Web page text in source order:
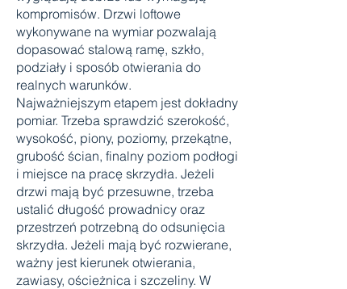
kompromisów. Drzwi loftowe
wykonywane na wymiar pozwalają
dopasować stalową ramę, szkło,
podziały i sposób otwierania do
realnych warunków.
Najważniejszym etapem jest dokładny
pomiar. Trzeba sprawdzić szerokość,
wysokość, piony, poziomy, przekątne,
grubość ścian, finalny poziom podłogi
i miejsce na pracę skrzydła. Jeżeli
drzwi mają być przesuwne, trzeba
ustalić długość prowadnicy oraz
przestrzeń potrzebną do odsunięcia
skrzydła. Jeżeli mają być rozwierane,
ważny jest kierunek otwierania,
zawiasy, ościeżnica i szczeliny. W